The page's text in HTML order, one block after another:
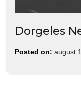
Dorgeles
Posted on: august